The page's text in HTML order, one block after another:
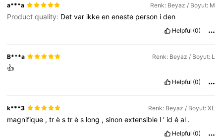
a***a Renk: Beyaz / Boyut: M
Product quality: Detvar ikkeeneneste person iden
Helpful (0)
B***a Renk: Beyaz / Boyut: L
👍
Helpful (0)
k***3 Renk: Beyaz / Boyut: XL
magnifique ,trèstrès long ,sinonextensible l ' idéal .
Helpful (0)